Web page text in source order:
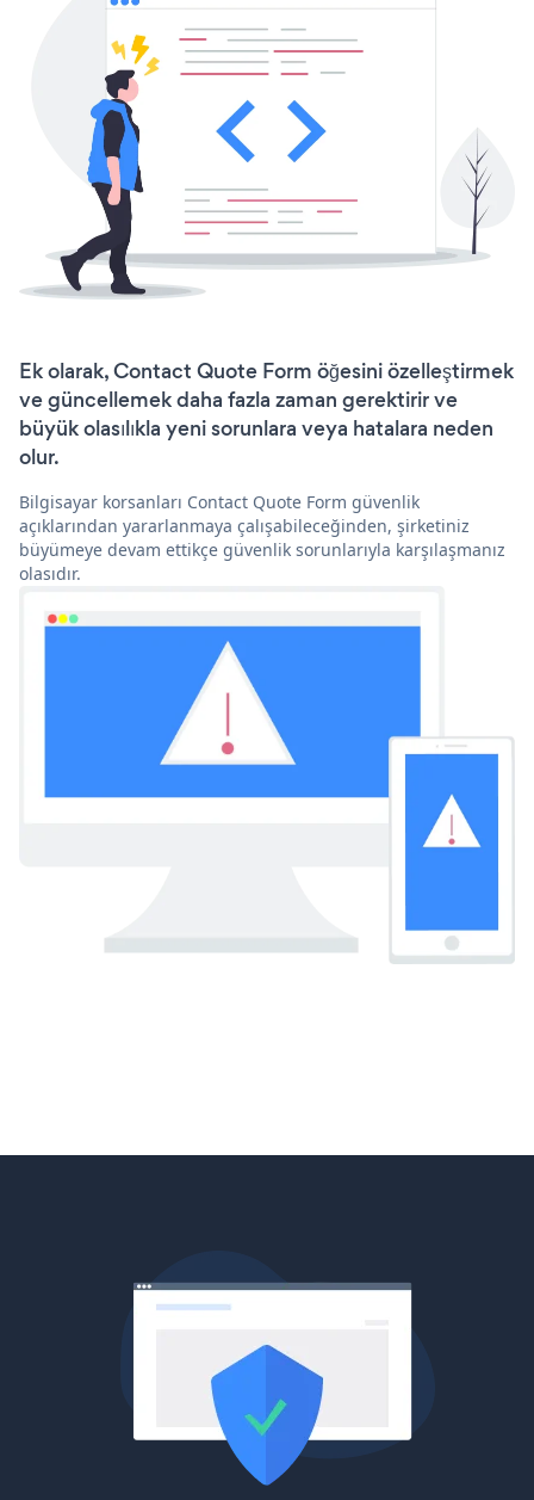
Ek olarak, Contact Quote Form öğesini özelleştirmek
ve güncellemek daha fazla zaman gerektirir ve
büyük olasılıkla yeni sorunlara veya hatalara neden
olur.
Bilgisayar korsanları Contact Quote Form güvenlik
açıklarından yararlanmaya çalışabileceğinden, şirketiniz
büyümeye devam ettikçe güvenlik sorunlarıyla karşılaşmanız
olasıdır.